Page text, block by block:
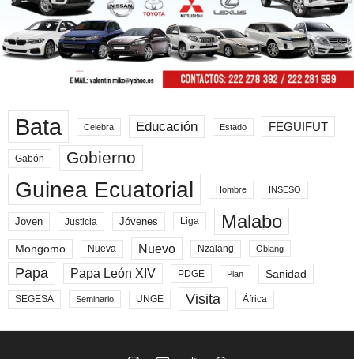
Bata Celebra Educación Estado FEGUIFUT
Gabón Gobierno
Guinea Ecuatorial Hombre INSESO
Joven Justicia Jóvenes Liga Malabo
Mongomo Nueva Nuevo Nzalang Obiang
Papa Papa León XIV PDGE Plan Sanidad
SEGESA Seminario UNGE Visita África